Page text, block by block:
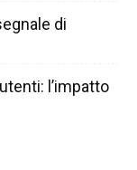
di
l’impatto